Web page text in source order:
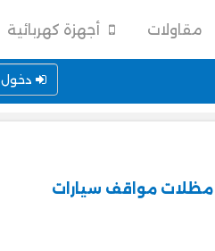
مقاولات أجهزة كهربائية
دخول
مظلات مواقف سيارات